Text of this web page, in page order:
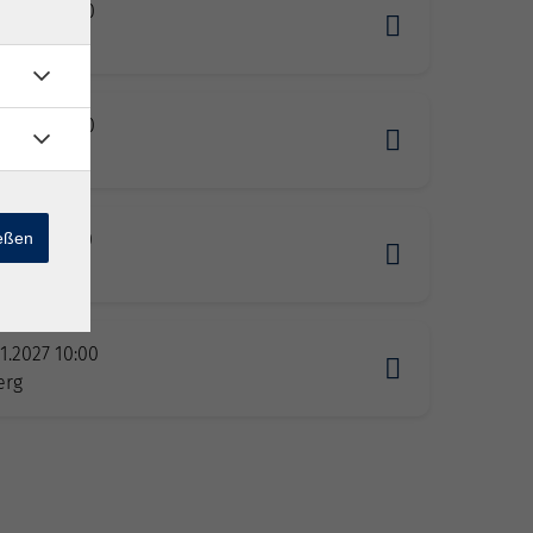
10:00
10:00
11:00
10:00